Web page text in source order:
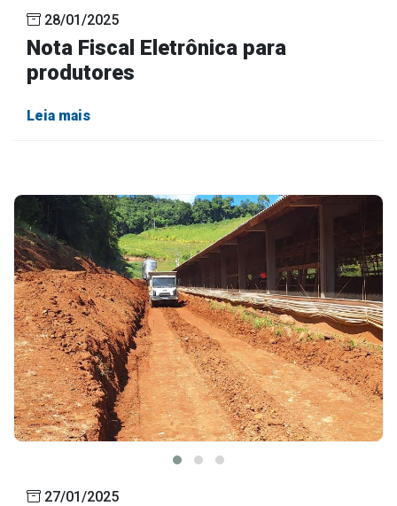
28/01/2025
Nota Fiscal Eletrônica para
produtores
Leia mais
27/01/2025